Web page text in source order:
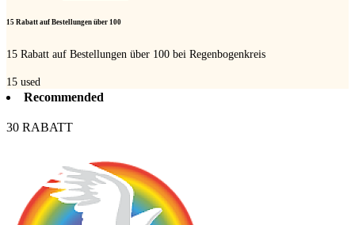
15 Rabatt auf Bestellungen über 100
15 Rabatt auf Bestellungen über 100 bei Regenbogenkreis
15 used
Recommended
30 RABATT